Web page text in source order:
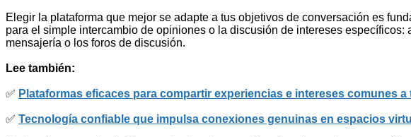
Elegir la plataforma que mejor se adapte a tus objetivos de conversación es
para el simple intercambio de opiniones o la discusión de intereses
mensajería o los foros de discusión.
Lee también:
✅ Plataformas eficaces para compartir experiencias e intereses comunes
✅ Tecnología confiable que impulsa conexiones genuinas en espacios